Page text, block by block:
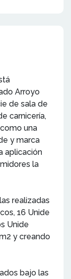
Arroyo
de sala de
carnicería,
una
y marca
aplicación
la
realizadas
16 Unide
Unide
y creando
bajo las